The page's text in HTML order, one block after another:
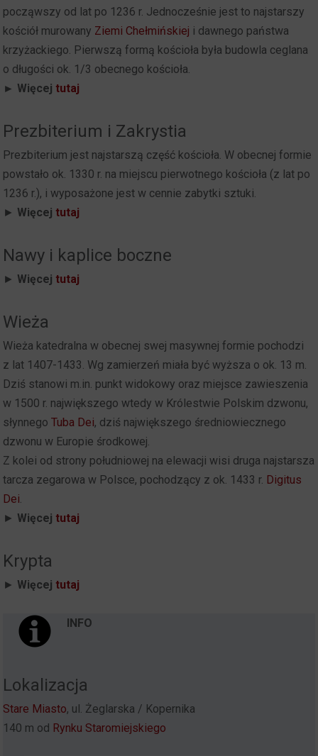
począwszy od lat po 1236 r. Jednocześnie jest to najstarszy
kościół murowany Ziemi Chełmińskiej i dawnego państwa
krzyżackiego. Pierwszą formą kościoła była budowla ceglana
o długości ok. 1/3 obecnego kościoła.
► Więcej tutaj
Prezbiterium i Zakrystia
Prezbiterium jest najstarszą część kościoła. W obecnej formie
powstało ok. 1330 r. na miejscu pierwotnego kościoła (z lat po
1236 r.), i wyposażone jest w cennie zabytki sztuki.
► Więcej tutaj
Nawy i kaplice boczne
► Więcej tutaj
Wieża
Wieża katedralna w obecnej swej masywnej formie pochodzi
z lat 1407-1433. Wg zamierzeń miała być wyższa o ok. 13 m.
Dziś stanowi m.in. punkt widokowy oraz miejsce zawieszenia
w 1500 r. największego wtedy w Królestwie Polskim dzwonu,
słynnegoTuba Dei, dziś największego średniowiecznego
dzwonu w Europie środkowej.
Z kolei od strony południowej na elewacji wisi druga najstarsza
tarcza zegarowa w Polsce, pochodzący z ok. 1433 r. Digitus
Dei
► Więcej tutaj
Krypta
► Więcej tutaj
INFO
Lokalizacja
Stare Miasto, ul. Żeglarska / Kopernika
140 m od Rynku Staromiejskiego